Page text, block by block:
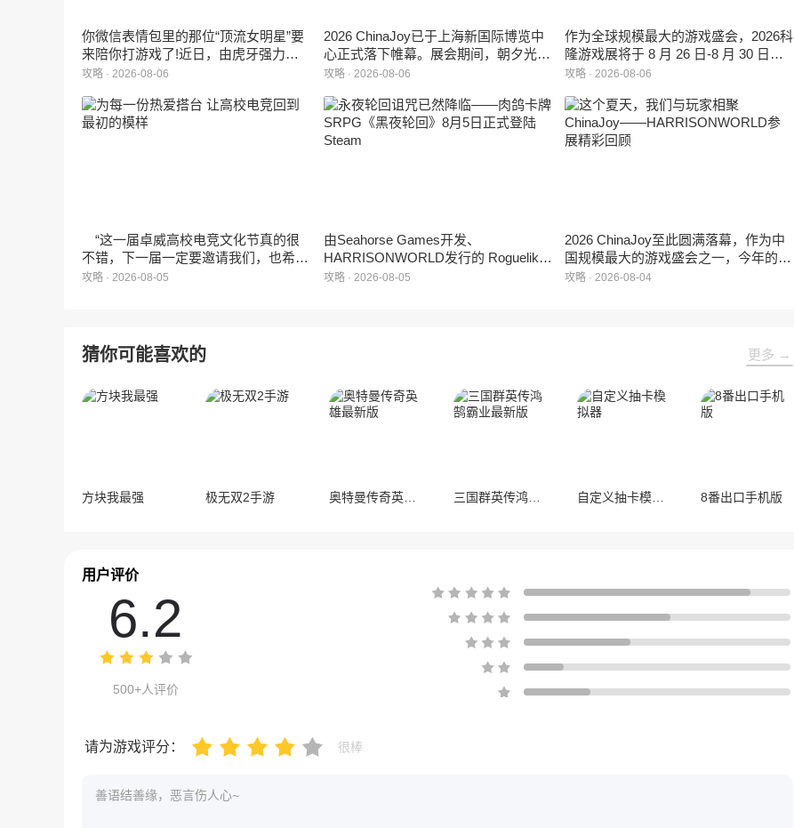
你微信表情包里的那位“顶流女明星”要
来陪你打游戏了!近日，由虎牙强力发
行、正版Zanmang Loopy(赞萌露比)IP
遇》正式曝光。这款产品巧妙融合了
3D立体消除、模拟经营与丰富的互动
攻略 · 2026-08-06
2026 ChinaJoy已于上海新国际博览中
心正式落下帷幕。展会期间，朝夕光年
旗下蓝海工作室自研的多英雄策略射击
相，并向玩家开放试玩。
攻略 · 2026-08-06
作为全球规模最大的游戏盛会，2026科
隆游戏展将于 8 月 26 日-8 月 30 日在
德国举行。日前，科隆游戏展官方宣
罄，这也是科隆游戏展办展史上首次出
现展位一席难求的情况。
攻略 · 2026-08-06
“这一届卓威高校电竞文化节真的很
不错，下一届一定要邀请我们，也希望
能给更多同学一个来到现场的机会。”
攻略 · 2026-08-05
由Seahorse Games开发、
HARRISONWORLD发行的 Roguelike
卡牌战棋游戏 《黑夜轮回》于2026年8
攻略 · 2026-08-05
2026 ChinaJoy至此圆满落幕，作为中
国规模最大的游戏盛会之一，今年的展
馆依旧汇聚了来自全球的游戏厂商、媒
流互动，共同度过了充满欢笑与惊喜的
攻略 · 2026-08-04
猜你可能喜欢的 更多 →
方块我最强 极无双2手游 三国群英传鸿鹄霸业最新版 自定义抽卡模拟器 8番出口手机版
用户评价
6.2
500+人评价
请为游戏评分： 很棒